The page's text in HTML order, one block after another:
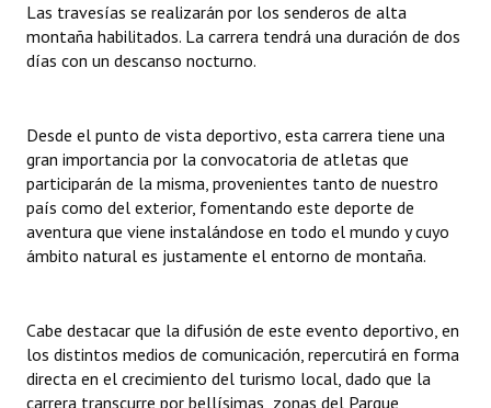
Noticias Destacadas
Registros y Distinciones
Premio al Mérito - Registro
Audiencias Públicas - Registro
Mujeres que Dejaron Huellas - Registro
Ciudadano Ilustre - Registro
Banca del Vecino - Registro
Las travesías se realizarán por los senderos de alta
montaña habilitados. La carrera tendrá una duración de dos
días con un descanso nocturno.
Desde el punto de vista deportivo, esta carrera tiene una
gran importancia por la convocatoria de atletas que
participarán de la misma, provenientes tanto de nuestro
país como del exterior, fomentando este deporte de
aventura que viene instalándose en todo el mundo y cuyo
ámbito natural es justamente el entorno de montaña.
Cabe destacar que la difusión de este evento deportivo, en
los distintos medios de comunicación, repercutirá en forma
directa en el crecimiento del turismo local, dado que la
carrera transcurre por bellísimas zonas del Parque